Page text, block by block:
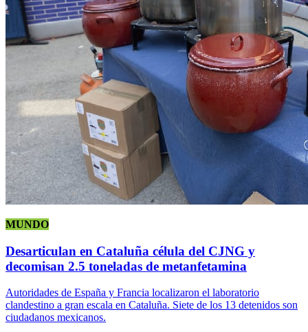
MUNDO
Desarticulan en Cataluña célula del CJNG y
decomisan 2.5 toneladas de metanfetamina
Autoridades de España y Francia localizaron el laboratorio
clandestino a gran escala en Cataluña. Siete de los 13 detenidos son
ciudadanos mexicanos.